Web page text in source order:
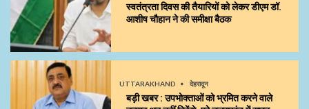
स्वतंत्रता दिवस की तैयारियों को लेकर डीएम डॉ.
आशीष चौहान ने की समीक्षा बैठक
UTTARAKHAND देहरादून
बड़ी खबर : उपभोक्ताओं को भ्रमित करने वाले